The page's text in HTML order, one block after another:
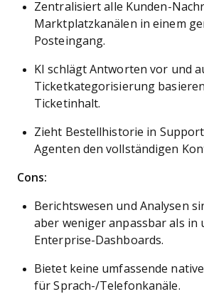
Zentralisiert alle Kunden-
Marktplatzkanälen in einem
Posteingang.
KI schlägt Antworten vor und
Ticketkategorisierung
Ticketinhalt.
Zieht Bestellhistorie in
Agenten den vollständigen
Cons:
Berichtswesen und Analysen
aber weniger anpassbar als in
Enterprise-Dashboards.
Bietet keine umfassende
für Sprach-/Telefonkanäle.